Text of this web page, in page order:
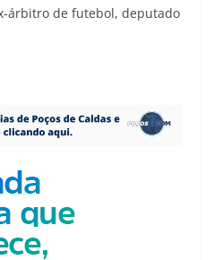
árbitro de futebol, deputado